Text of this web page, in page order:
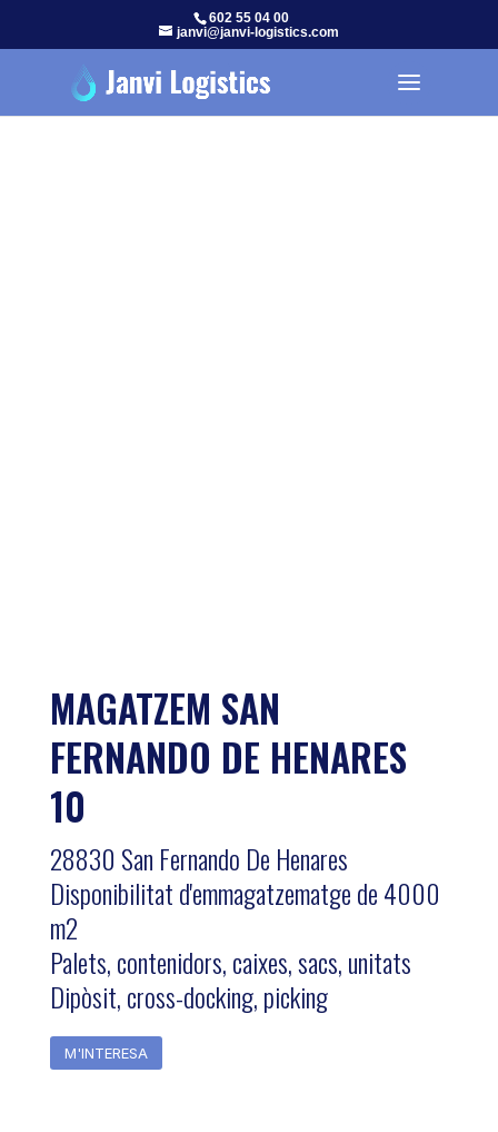
602 55 04 00
janvi@janvi-logistics.com
MAGATZEM SAN
FERNANDO DE HENARES
10
28830 San Fernando De Henares
Disponibilitat d'emmagatzematge de 4000
m2
Palets, contenidors, caixes, sacs, unitats
Dipòsit, cross-docking, picking
M'INTERESA